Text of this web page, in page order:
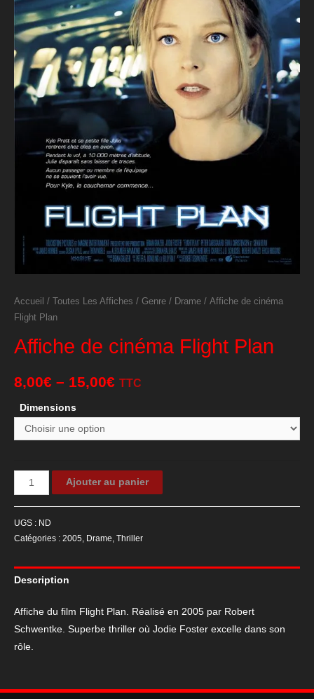
Accueil / Toutes Les Affiches / Genre / Drame / Affiche de cinéma
Flight Plan
Affiche de cinéma Flight Plan
8,00€ – 15,00€ TTC
Dimensions
quantité
de
Flight
Plan
Ajouter au panier
UGS : ND
Catégories : 2005, Drame, Thriller
Description
Affiche du film Flight Plan. Réalisé en 2005 par Robert
Schwentke. Superbe thriller où Jodie Foster excelle dans son
rôle.